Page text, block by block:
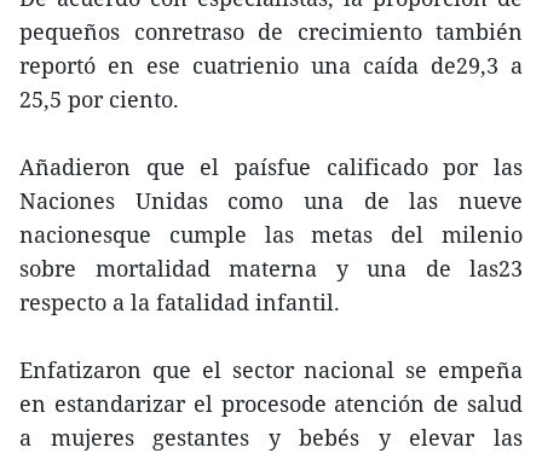
pequeños conretraso de crecimiento también
reportó en ese cuatrienio una caída de29,3 a
25,5 por ciento.
Añadieron que el paísfue calificado por las
Naciones Unidas como una de las nueve
nacionesque cumple las metas del milenio
sobre mortalidad materna y una de las23
respecto a la fatalidad infantil.
Enfatizaron que el sector nacional se empeña
en estandarizar el procesode atención de salud
a mujeres gestantes y bebés y elevar las